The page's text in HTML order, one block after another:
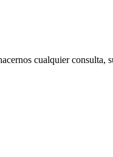
cualquier consulta,